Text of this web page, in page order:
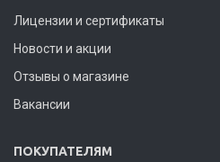
Лицензии и сертификаты
Новости и акции
Отзывы о магазине
Вакансии
ПОКУПАТЕЛЯМ